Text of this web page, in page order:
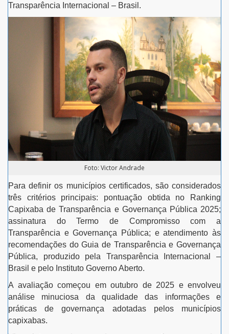
Transparência Internacional – Brasil.
Foto: Victor Andrade
Para definir os municípios certificados, são considerados
três critérios principais: pontuação obtida no Ranking
Capixaba de Transparência e Governança Pública 2025;
assinatura do Termo de Compromisso com a
Transparência e Governança Pública; e atendimento às
recomendações do Guia de Transparência e Governança
Pública, produzido pela Transparência Internacional –
Brasil e pelo Instituto Governo Aberto.
A avaliação começou em outubro de 2025 e envolveu
análise minuciosa da qualidade das informações e
práticas de governança adotadas pelos municípios
capixabas.